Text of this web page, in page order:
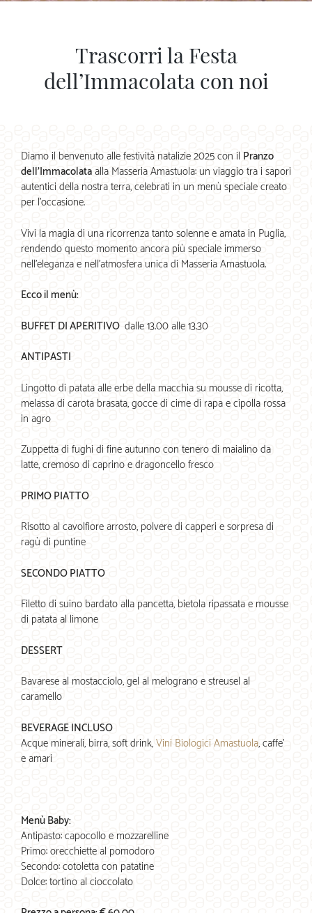
Trascorri la Festa
dell’Immacolata con noi
Diamo il benvenuto alle festività natalizie 2025 con il Pranzo
dell’Immacolataalla Masseria Amastuola: un viaggio tra i sapori
autentici della nostra terra, celebrati in un menù speciale creato
per l’occasione.
Vivi la magia di una ricorrenza tanto solenne e amata in Puglia,
rendendo questo momento ancora più speciale immerso
nell’eleganza e nell’atmosfera unica di Masseria Amastuola.
Ecco il menù:
BUFFET DI APERITIVO dalle 13.00 alle 13.30
ANTIPASTI
Lingotto di patata alle erbe della macchia su mousse di ricotta,
melassa di carota brasata, gocce di cime di rapa e cipolla rossa
in agro
Zuppetta di fughi di fine autunno con tenero di maialino da
latte, cremoso di caprino e dragoncello fresco
PRIMO PIATTO
Risotto al cavolfiore arrosto, polvere di capperi e sorpresa di
ragù di puntine
SECONDO PIATTO
Filetto di suino bardato alla pancetta, bietola ripassata e mousse
di patata al limone
DESSERT
Bavarese al mostacciolo, gel al melograno e streusel al
caramello
BEVERAGE INCLUSO
Acque minerali, birra, soft drink,Vini Biologici Amastuola, caffe’
e amari
Menù Baby:
Antipasto: capocollo e mozzarelline
Primo: orecchiette al pomodoro
Secondo: cotoletta con patatine
Dolce: tortino al cioccolato